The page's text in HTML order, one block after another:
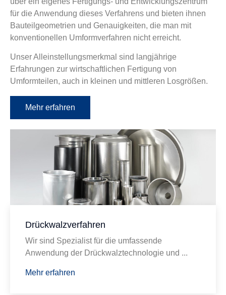
für die Anwendung dieses Verfahrens und bieten ihnen
Bauteilgeometrien und Genauigkeiten, die man mit
konventionellen Umformverfahren nicht erreicht.
Unser Alleinstellungsmerkmal sind langjährige
Erfahrungen zur wirtschaftlichen Fertigung von
Umformteilen, auch in kleinen und mittleren Losgrößen.
Mehr erfahren
Drückwalzverfahren
Wir sind Spezialist für die umfassende
Anwendung der Drückwalztechnologie und ...
Mehr erfahren